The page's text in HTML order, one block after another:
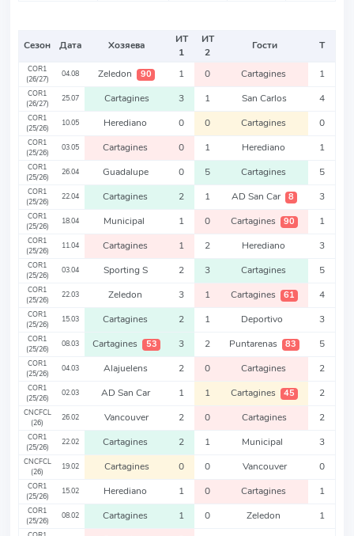
Сезон Дата Хозяева
ИТ
1
ИТ
2
Гости Т
COR1
(26/27)
04.08 Zeledon 90 1 0 Cartagines 1
COR1
(26/27)
25.07 Cartagines 3 1 San Carlos 4
COR1
(25/26)
10.05 Herediano 0 0 Cartagines 0
COR1
(25/26)
03.05 Cartagines 0 1 Herediano 1
COR1
(25/26)
26.04 Guadalupe 0 5 Cartagines 5
COR1
(25/26)
22.04 Cartagines 2 1 AD San Car 8 3
COR1
(25/26)
18.04 Municipal 1 0 Cartagines 90 1
COR1
(25/26)
11.04 Cartagines 1 2 Herediano 3
COR1
(25/26)
03.04 Sporting S 2 3 Cartagines 5
COR1
(25/26)
22.03 Zeledon 3 1 Cartagines 61 4
COR1
(25/26)
15.03 Cartagines 2 1 Deportivo 3
COR1
(25/26)
08.03 Cartagines 53 3 2 Puntarenas 83 5
COR1
(25/26)
04.03 Alajuelens 2 0 Cartagines 2
COR1
(25/26)
02.03 AD San Car 1 1 Cartagines 45 2
CNCFCL
(26)
26.02 Vancouver 2 0 Cartagines 2
COR1
(25/26)
22.02 Cartagines 2 1 Municipal 3
CNCFCL
(26)
19.02 Cartagines 0 0 Vancouver 0
COR1
(25/26)
15.02 Herediano 1 0 Cartagines 1
COR1
(25/26)
08.02 Cartagines 1 0 Zeledon 1